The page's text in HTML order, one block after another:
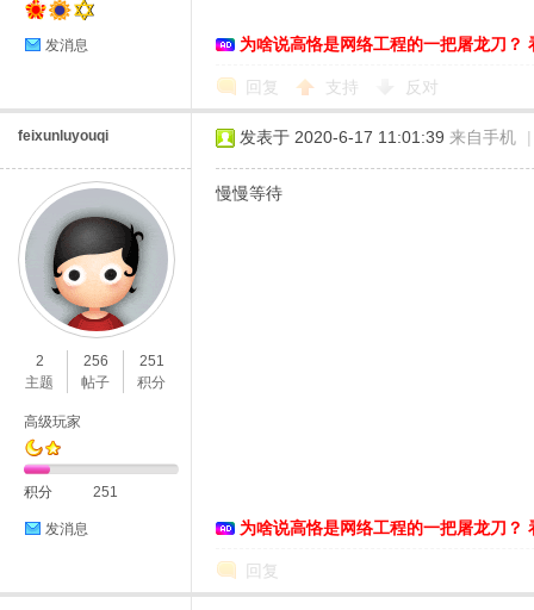
发消息 为啥说高恪是网络工程的一把屠龙刀？
回复 支持 反对
feixunluyouqi
2
主题
256
帖子
251
积分
高级玩家
积分 251
发消息
发表于 2020-6-17 11:01:39 来自手机 |
慢慢等待
为啥说高恪是网络工程的一把屠龙刀？
回复